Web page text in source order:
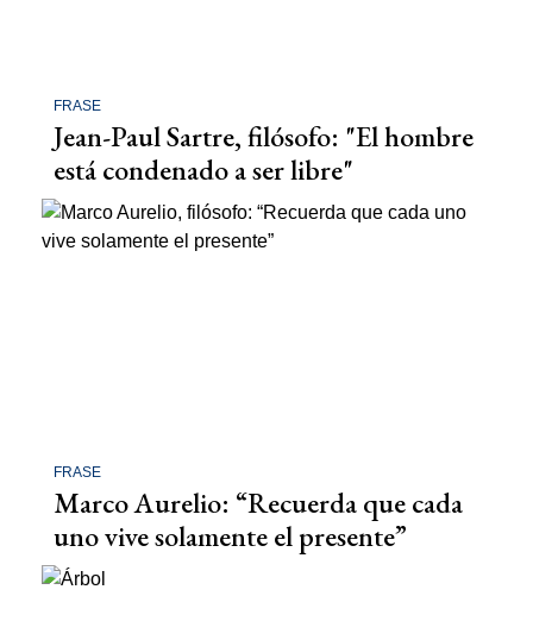
FRASE
Jean-Paul Sartre, filósofo: "El hombre
está condenado a ser libre"
FRASE
Marco Aurelio: “Recuerda que cada
uno vive solamente el presente”